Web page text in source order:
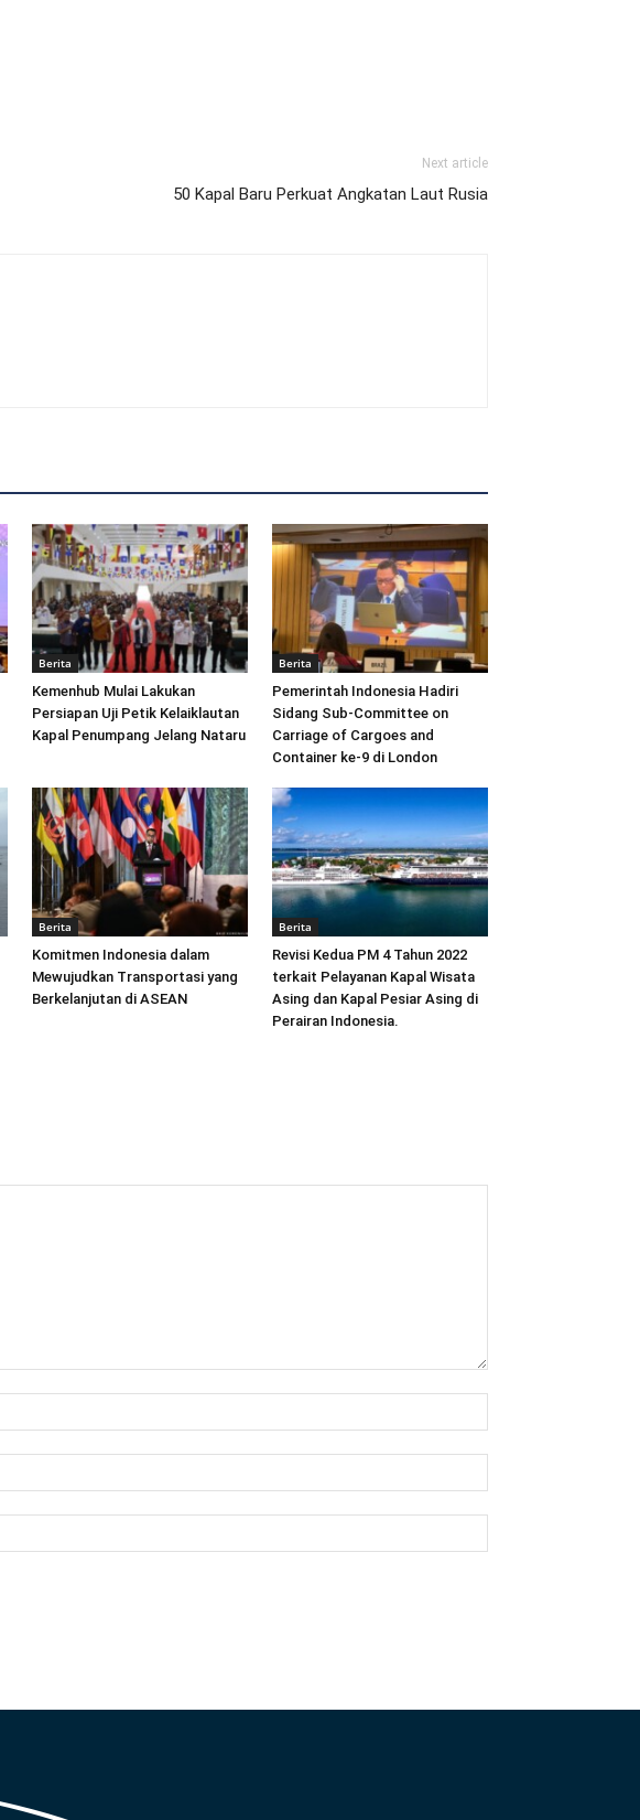
Next article
50 Kapal Baru Perkuat Angkatan Laut Rusia
Berita
Kemenhub Mulai Lakukan
Persiapan Uji Petik Kelaiklautan
Kapal Penumpang Jelang Nataru
Berita
Pemerintah Indonesia Hadiri
Sidang Sub-Committee on
Carriage of Cargoes and
Container ke-9 di London
Berita
Komitmen Indonesia dalam
Mewujudkan Transportasi yang
Berkelanjutan di ASEAN
Berita
Revisi Kedua PM 4 Tahun 2022
terkait Pelayanan Kapal Wisata
Asing dan Kapal Pesiar Asing di
Perairan Indonesia.